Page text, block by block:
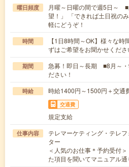
曜日頻度
月曜～日曜の間で週5日～
望！」 「できれば土日祝の
軽にどうぞ！
時間
【1日8時間～OK】様々な
ずはご希望をお聞かせくだ
期間
急募！即日～長期 ■8月～・
ださい！
時給 時給1400円～1500円＋交
交通費
規定支給
仕事内容
テレマーケティング・テレ
ター
＜人気のお仕事＊予約受付
た項目を聞いてマニュアル